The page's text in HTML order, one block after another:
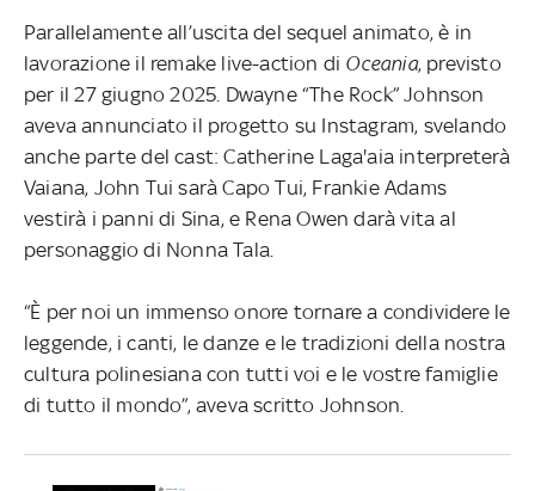
Parallelamente all’uscita del sequel animato, è in
lavorazione il remake live-action di Oceania, previsto
per il 27 giugno 2025. Dwayne “The Rock” Johnson
aveva annunciato il progetto su Instagram, svelando
anche parte del cast: Catherine Laga'aia interpreterà
Vaiana, John Tui sarà Capo Tui, Frankie Adams
vestirà i panni di Sina, e Rena Owen darà vita al
personaggio di Nonna Tala.
“È per noi un immenso onore tornare a condividere le
leggende, i canti, le danze e le tradizioni della nostra
cultura polinesiana con tutti voi e le vostre famiglie
di tutto il mondo”, aveva scritto Johnson.